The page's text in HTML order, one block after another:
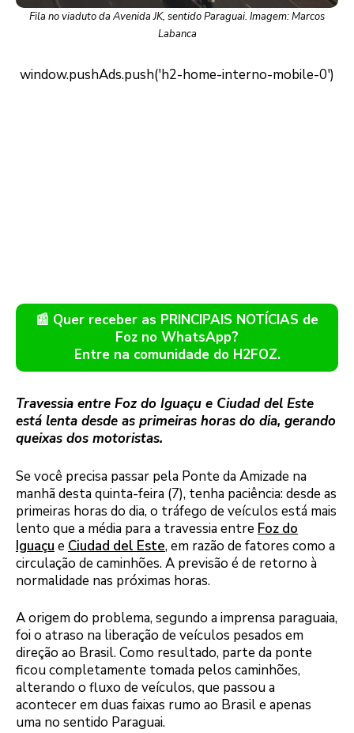
Fila no viaduto da Avenida JK, sentido Paraguai. Imagem: Marcos
Labanca
📰 Quer receber as PRINCIPAIS NOTÍCIAS de
Foz no WhatsApp?
Entre na comunidade do H2FOZ.
Travessia entre Foz do Iguaçu e Ciudad del Este
está lenta desde as primeiras horas do dia, gerando
queixas dos motoristas.
Se você precisa passar pela Ponte da Amizade na
manhã desta quinta-feira (7), tenha paciência: desde as
primeiras horas do dia, o tráfego de veículos está mais
lento que a média para a travessia entre Foz do
Iguaçu e Ciudad del Este, em razão de fatores como a
circulação de caminhões. A previsão é de retorno à
normalidade nas próximas horas.
A origem do problema, segundo a imprensa paraguaia,
foi o atraso na liberação de veículos pesados em
direção ao Brasil. Como resultado, parte da ponte
ficou completamente tomada pelos caminhões,
alterando o fluxo de veículos, que passou a
acontecer em duas faixas rumo ao Brasil e apenas
uma no sentido Paraguai.